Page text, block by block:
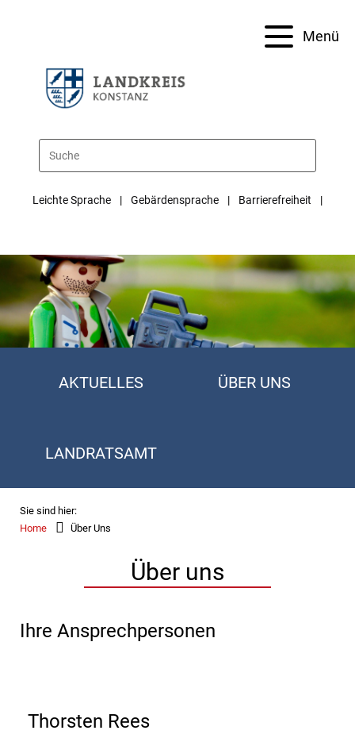
Menü
Leichte Sprache Gebärdensprache Barrierefreiheit
AKTUELLES ÜBER UNS
LANDRATSAMT
Sie sind hier:
Home
Über Uns
Über uns
Ihre Ansprechpersonen
Thorsten Rees